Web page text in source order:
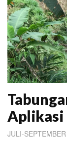
Aplikasi
JULI-